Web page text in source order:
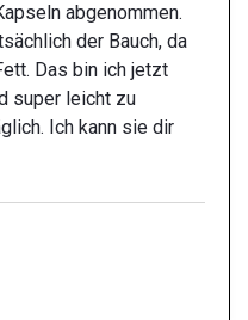
abgenommen.
der Bauch, da
Das bin ich jetzt
super leicht zu
Ich kann sie dir